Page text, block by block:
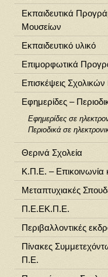
Εκπαιδευτικά
Μουσείων
Εκπαιδευτικό υλικό
Επιμορφωτικά
Επισκέψεις
Εφημερίδες –
Εφημερίδες σε
Περιοδικά σε
Θερινά Σχολεία
Κ.Π.Ε. – Επικοινωνία
Μεταπτυχιακές
Π.Ε.ΕΚ.Π.Ε.
Περιβαλλοντικές
Πίνακες
Π.Ε.